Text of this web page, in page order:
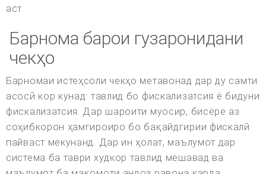
аст.
Барнома барои гузаронидани
чекҳо
Барномаи истеҳсоли чекҳо метавонад дар ду самти
асосӣ кор кунад: тавлид бо фискализатсия ё бидуни
фискализатсия. Дар шароити муосир, бисёре аз
соҳибкорон ҳамгироиро бо бақайдгирии фискалӣ
пайваст мекунанд. Дар ин ҳолат, маълумот дар
система ба таври худкор тавлид мешавад ва